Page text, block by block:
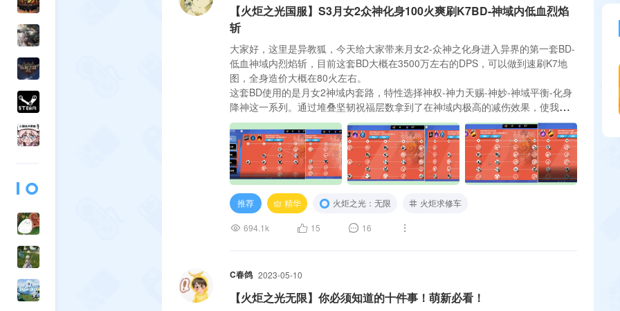
【火炬之光国服】S3月女2众神化身100火爽刷K7BD-神域内低血烈焰
斩
大家好，这里是异教狐，今天给大家带来月女2-众神之化身进入异界的第一套BD-
低血神域内烈焰斩，目前这套BD大概在3500万左右的DPS，可以做到速刷K7地
图，全身造价大概在80火左右。
这套BD使用的是月女2神域内套路，特性选择神权-神力天赐-神妙-神域平衡-化身
降神这一系列。通过堆叠坚韧祝福层数拿到了在神域内极高的减伤效果，使我们
即便处于低血状态也能无视敌人的大部分伤害。再通过天赋走巨力神
推荐 精华 火炬之光：无限 火炬求修车
694.1k 15 16
C春鸽 2023-05-10
【火炬之光无限】你必须知道的十件事！萌新必看！